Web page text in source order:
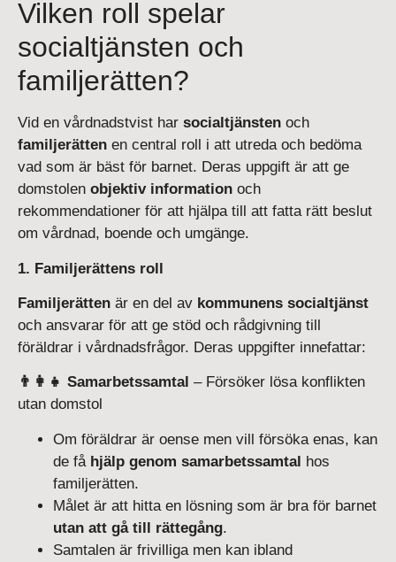
Vilken roll spelar
socialtjänsten och
familjerätten?
Vid en vårdnadstvist har socialtjänsten och
familjerätten en central roll i att utreda och bedöma
vad som är bäst för barnet. Deras uppgift är att ge
domstolen objektiv information och
rekommendationer för att hjälpa till att fatta rätt beslut
om vårdnad, boende och umgänge.
1. Familjerättens roll
Familjerätten är en del av kommunens socialtjänst
och ansvarar för att ge stöd och rådgivning till
föräldrar i vårdnadsfrågor. Deras uppgifter innefattar:
👨‍👩‍👧 Samarbetssamtal – Försöker lösa konflikten
utan domstol
Om föräldrar är oense men vill försöka enas, kan
de få hjälp genom samarbetssamtal hos
familjerätten.
Målet är att hitta en lösning som är bra för barnet
utan att gå till rättegång.
Samtalen är frivilliga men kan ibland